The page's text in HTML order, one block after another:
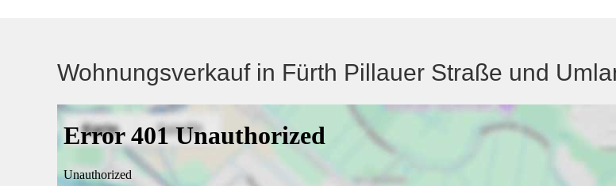
Wohnungsverkauf in Fürth Pillauer Straße und